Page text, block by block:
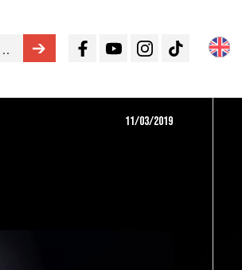
Facebook
YoutubeInstagramTikTok
11/03/2019